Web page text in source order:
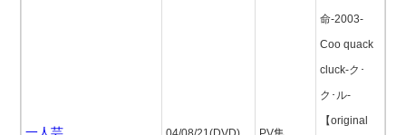
一人芸
命-2003-
Coo quack
cluck-ク･
ク･ル-
【original